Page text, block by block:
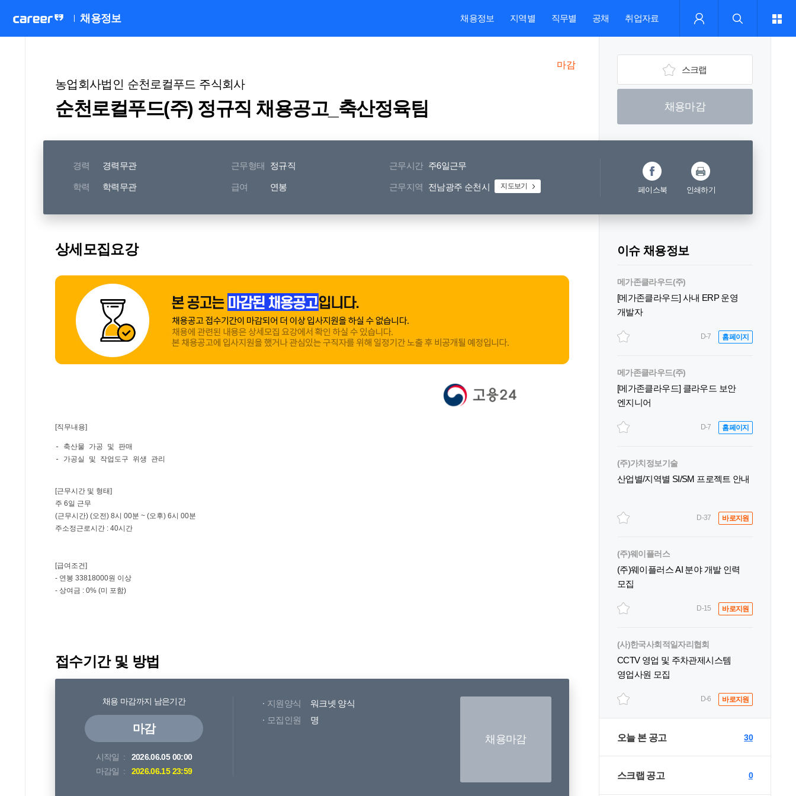
채용정보 채용정보 지역별 직무별 공채 취업자료
농업회사법인 순천로컬푸드 주식회사
순천로컬푸드(주) 정규직 채용공고_축산정육팀
마감 스크랩
채용마감
경력 경력무관 근무형태 정규직 근무시간 주6일근무
학력 학력무관 급여 연봉 근무지역 전남광주 순천시 지도보기 페이스북 인쇄하기
상세모집요강
접수기간 및 방법
채용 마감까지 남은기간
마감
시작일
2026.06.05 00:00
마감일
2026.06.15 23:59
지원양식
워크넷 양식
모집인원
명
채용마감
이슈 채용정보
메가존클라우드(주)
[메가존클라우드] 사내 ERP 운영
개발자
D-7 홈페이지
메가존클라우드(주)
[메가존클라우드] 클라우드 보안
엔지니어
D-7 홈페이지
(주)가치정보기술
산업별/지역별 SI/SM 프로젝트 안내
D-37 바로지원
(주)웨이플러스
(주)웨이플러스 AI 분야 개발 인력
모집
D-15 바로지원
(사)한국사회적일자리협회
CCTV 영업 및 주차관제시스템
영업사원 모집
D-6 바로지원
오늘 본 공고 30
스크랩 공고 0